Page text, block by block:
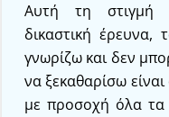
Αυτή τη στιγμή
δικαστική έρευνα,
γνωρίζω και δεν
να ξεκαθαρίσω
με προσοχή όλα τα